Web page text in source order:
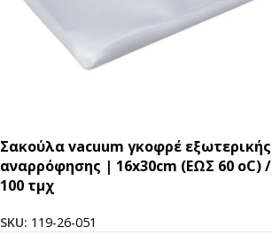
Σακούλα vacuum γκοφρέ εξωτερικής
αναρρόφησης | 16x30cm (ΕΩΣ 60 oC) /
100 τμχ
SKU: 119-26-051